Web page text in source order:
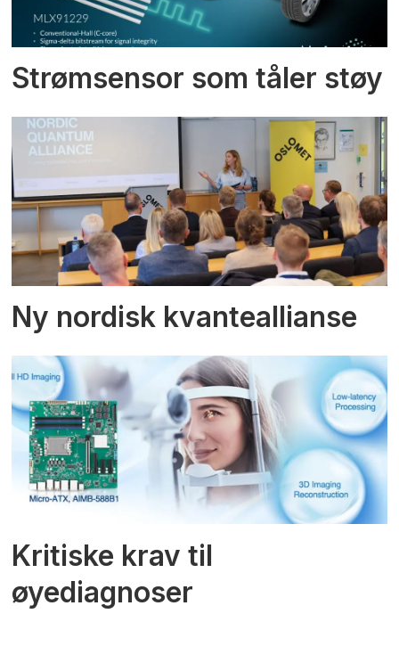
Strømsensor som tåler støy
Ny nordisk kvanteallianse
Kritiske krav til
øyediagnoser